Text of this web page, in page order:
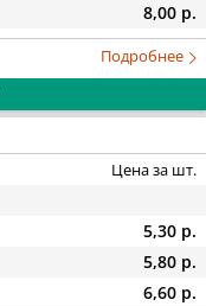
8,00 р.
Подробнее
Цена за шт.
5,30 р.
5,80 р.
6,60 р.